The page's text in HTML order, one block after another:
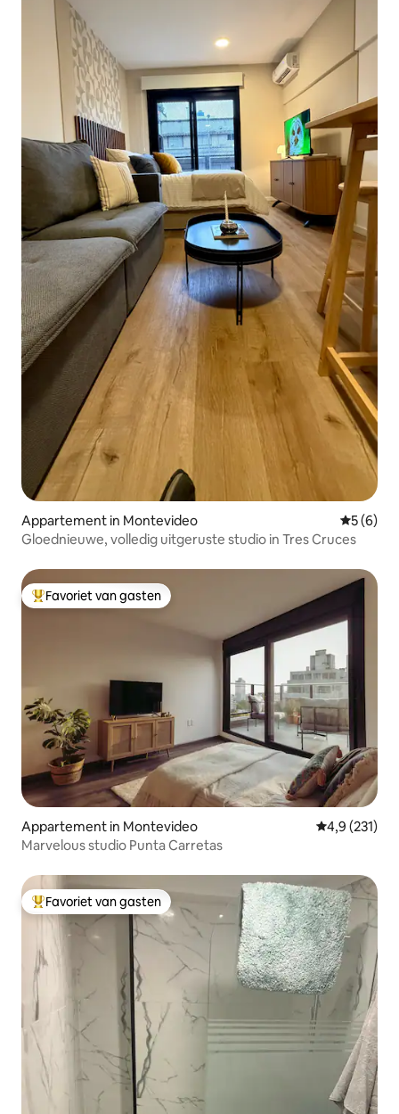
Appartement in Montevideo
5 (6)
Gloednieuwe, volledig uitgeruste studio in Tres Cruces
Topfavoriet van gasten
Favoriet van gasten
Appartement in Montevideo Gemiddelde
4,9 (231)
Marvelous studio Punta Carretas
Topfavoriet van gasten
Favoriet van gasten